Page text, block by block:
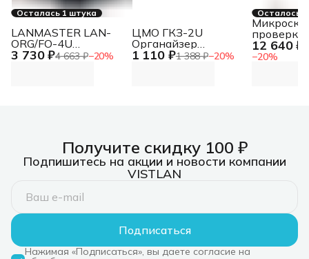
Осталась 1 штука
3 730 ₽4 663 ₽−20%
LANMASTER LAN-
ORG/FO-4U
Органайзер для
1 110 ₽1 388 ₽−20%
ЦМО ГКЗ-2U
Органайзер
кабельный
Осталось
12 640 ₽
−20%
проверки
разъемов
Получите скидку 100 ₽
Подпишитесь на акции и новости компании
VISTLAN
Подписаться
Нажимая «Подписаться», вы даете согласие на